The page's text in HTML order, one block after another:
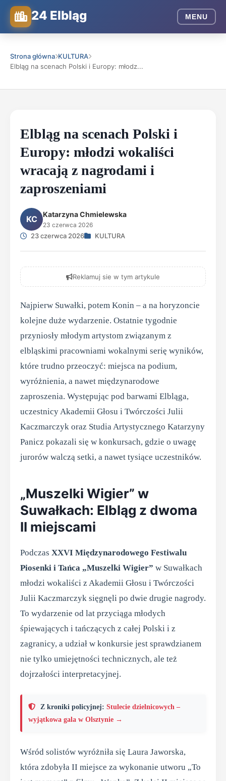
24 Elbląg MENU
Strona główna KULTURA
Elbląg na scenach Polski i Europy: młodz...
Elbląg na scenach Polski i
Europy: młodzi wokaliści
wracają z nagrodami i
zaproszeniami
KC Katarzyna Chmielewska
23 czerwca 2026
23 czerwca 2026 KULTURA
Reklamuj sie w tym artykule
Najpierw Suwałki, potem Konin – a na horyzoncie
kolejne duże wydarzenie. Ostatnie tygodnie
przyniosły młodym artystom związanym z
elbląskimi pracowniami wokalnymi serię wyników,
które trudno przeoczyć: miejsca na podium,
wyróżnienia, a nawet międzynarodowe
zaproszenia. Występując pod barwami Elbląga,
uczestnicy Akademii Głosu i Twórczości Julii
Kaczmarczyk oraz Studia Artystycznego Katarzyny
Panicz pokazali się w konkursach, gdzie o uwagę
jurorów walczą setki, a nawet tysiące uczestników.
„Muszelki Wigier” w
Suwałkach: Elbląg z dwoma
II miejscami
Podczas XXVI Międzynarodowego Festiwalu
Piosenki i Tańca „Muszelki Wigier” w Suwałkach
młodzi wokaliści z Akademii Głosu i Twórczości
Julii Kaczmarczyk sięgnęli po dwie drugie nagrody.
To wydarzenie od lat przyciąga młodych
śpiewających i tańczących z całej Polski i z
zagranicy, a udział w konkursie jest sprawdzianem
nie tylko umiejętności technicznych, ale też
dojrzałości interpretacyjnej.
Z kroniki policyjnej: Stulecie dzielnicowych –
wyjątkowa gala w Olsztynie →
Wśród solistów wyróżniła się Laura Jaworska,
która zdobyła II miejsce za wykonanie utworu „To